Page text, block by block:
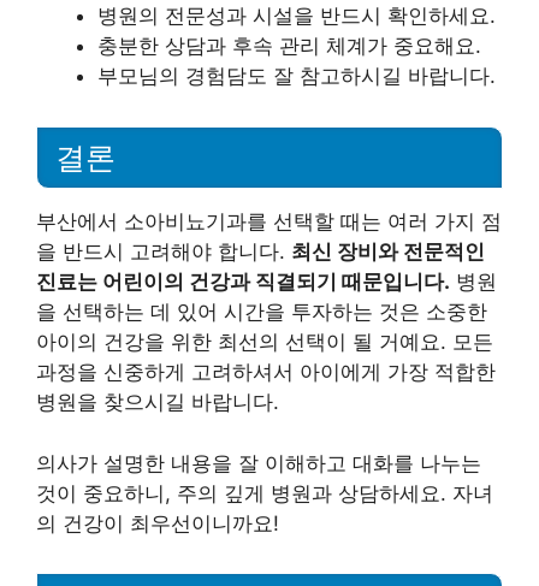
병원의 전문성과 시설을 반드시 확인하세요.
충분한 상담과 후속 관리 체계가 중요해요.
부모님의 경험담도 잘 참고하시길 바랍니다.
결론
부산에서 소아비뇨기과를 선택할 때는 여러 가지 점
을 반드시 고려해야 합니다. 최신 장비와 전문적인
진료는 어린이의 건강과 직결되기 때문입니다. 병원
을 선택하는 데 있어 시간을 투자하는 것은 소중한
아이의 건강을 위한 최선의 선택이 될 거예요. 모든
과정을 신중하게 고려하셔서 아이에게 가장 적합한
병원을 찾으시길 바랍니다.
의사가 설명한 내용을 잘 이해하고 대화를 나누는
것이 중요하니, 주의 깊게 병원과 상담하세요. 자녀
의 건강이 최우선이니까요!